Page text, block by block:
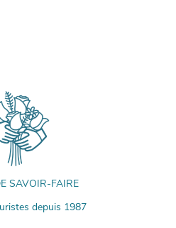
SAVOIR-FAIRE
depuis 1987